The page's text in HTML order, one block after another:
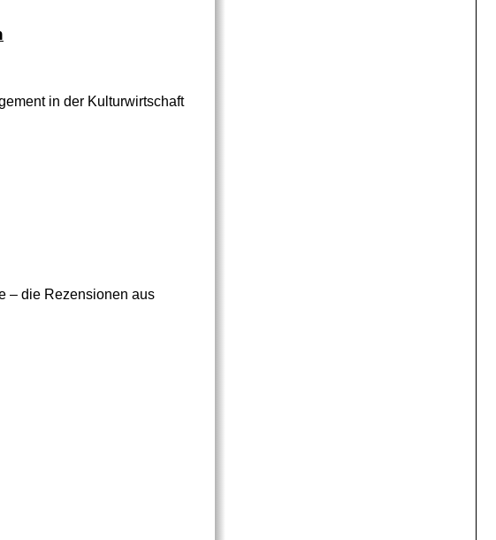
in der Kulturwirtschaft
– die Rezensionen aus